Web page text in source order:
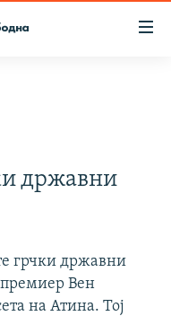
државни
грчки државни
Вен
на Атина. Тој